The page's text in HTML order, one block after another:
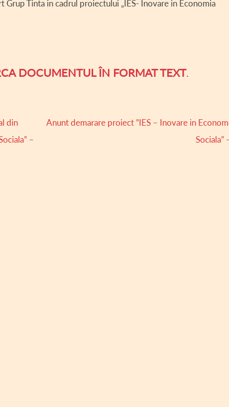
Grup Tinta in cadrul proiectului „IES- Inovare in Economia
DOCUMENTUL ÎN FORMAT TEXT.
din
–
Anunt demarare proiect ”IES – Inovare in
Sociala”